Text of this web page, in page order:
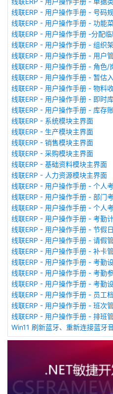
线联ERP - 用户操作手册 - 号码
线联ERP - 用户操作手册 - 功能
线联ERP - 用户操作手册 -分配
线联ERP - 用户操作手册 - 组织
线联ERP - 用户操作手册 - 用户
线联ERP - 用户操作手册 - 角色/
线联ERP - 用户操作手册 - 暂估
线联ERP - 用户操作手册 - 物料
线联ERP - 用户操作手册 - 即时
线联ERP - 用户操作手册 - 库存
线联ERP - 系统模块主界面
线联ERP - 生产模块主界面
线联ERP - 销售模块主界面
线联ERP - 采购模块主界面
线联ERP - 基础资料模块主界面
线联ERP - 人力资源模块主界面
线联ERP - 用户操作手册 - 个人
线联ERP - 用户操作手册 - 部门
线联ERP - 用户操作手册 - 个人
线联ERP - 用户操作手册 - 考勤
线联ERP - 用户操作手册 - 节假
线联ERP - 用户操作手册 - 请假
线联ERP - 用户操作手册 - 补卡
线联ERP - 用户操作手册 - 考勤
线联ERP - 用户操作手册 - 考勤
线联ERP - 用户操作手册 - 考勤
线联ERP - 用户操作手册 - 员工
线联ERP - 用户操作手册 - 班次
线联ERP - 用户操作手册 - 排班
Win11 刷新蓝牙、重新连接蓝牙